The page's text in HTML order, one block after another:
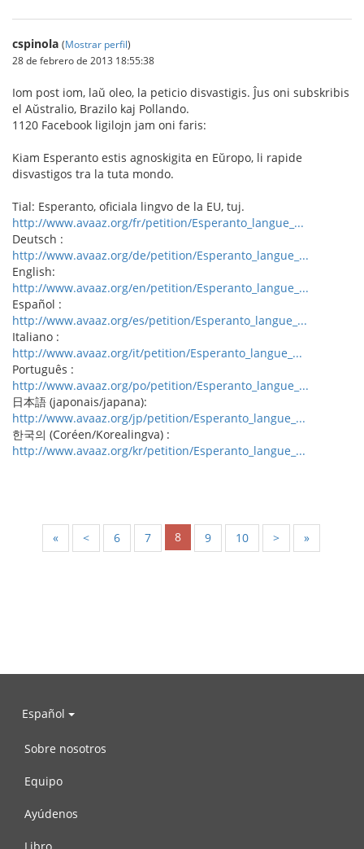
cspinola (Mostrar perfil)
28 de febrero de 2013 18:55:38
Iom post iom, laŭ oleo, la peticio disvastigis. Ĵus oni subskribis
el Aŭstralio, Brazilo kaj Pollando.
1120 Facebook ligilojn jam oni faris:
Kiam Esperanto estis agnoskigita en Eŭropo, li rapide
disvastigos tra la tuta mondo.
Tial: Esperanto, oficiala lingvo de la EU, tuj.
http://www.avaaz.org/fr/petition/Esperanto_langue_...
Deutsch :
http://www.avaaz.org/de/petition/Esperanto_langue_...
English:
http://www.avaaz.org/en/petition/Esperanto_langue_...
Español :
http://www.avaaz.org/es/petition/Esperanto_langue_...
Italiano :
http://www.avaaz.org/it/petition/Esperanto_langue_...
Português :
http://www.avaaz.org/po/petition/Esperanto_langue_...
日本語 (japonais/japana):
http://www.avaaz.org/jp/petition/Esperanto_langue_...
한국의 (Coréen/Korealingva) :
http://www.avaaz.org/kr/petition/Esperanto_langue_...
« < 6 7 8 9 10 > »
Español
Sobre nosotros
Equipo
Ayúdenos